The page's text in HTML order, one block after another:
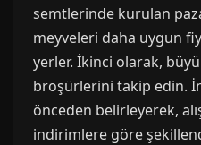
semtlerinde kurulan
meyveleri daha uygun
yerler. İkinci olarak,
broşürlerini takip edin.
önceden belirleyerek,
indirimlere göre